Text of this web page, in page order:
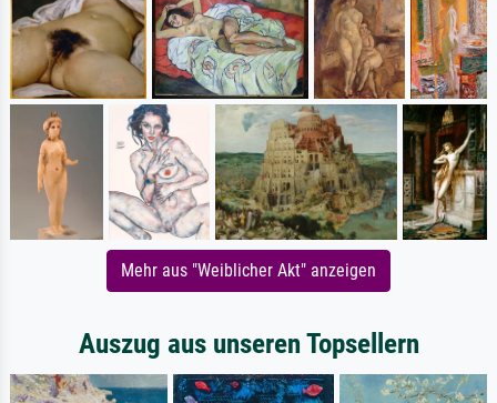
Mehr aus "Weiblicher Akt" anzeigen
Auszug aus unseren Topsellern